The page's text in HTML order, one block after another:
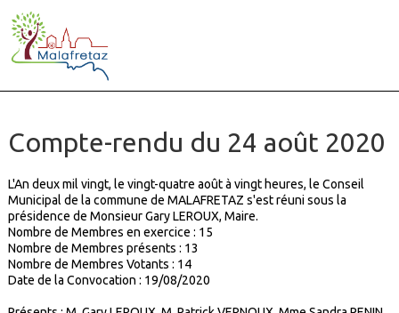
Compte-rendu du 24 août 2020
L'An deux mil vingt, le vingt-quatre août à vingt heures, le Conseil
Municipal de la commune de MALAFRETAZ s'est réuni sous la
présidence de Monsieur Gary LEROUX, Maire.
Nombre de Membres en exercice : 15
Nombre de Membres présents : 13
Nombre de Membres Votants : 14
Date de la Convocation : 19/08/2020